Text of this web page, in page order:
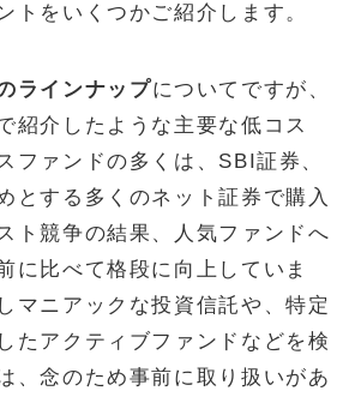
トをいくつかご紹介します。
ラインナップについてですが、
紹介したような主要な低コス
ファンドの多くは、SBI証券、
とする多くのネット証券で購入
ト競争の結果、人気ファンドへ
に比べて格段に向上していま
マニアックな投資信託や、特定
たアクティブファンドなどを検
、念のため事前に取り扱いがあ